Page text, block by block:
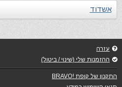
אשדוד
עזרה
ההזמנות שלי (שינוי / ביטול)
התקנון של קופת !BRAVO